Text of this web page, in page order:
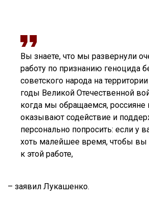
Вы знаете, что мы развернули
работу по признанию геноцида
советского народа на
годы Великой Отечественной
когда мы обращаемся, россияне
оказывают содействие и
персонально попросить: если у
хоть малейшее время, чтобы вы
к этой работе,
– заявил Лукашенко.